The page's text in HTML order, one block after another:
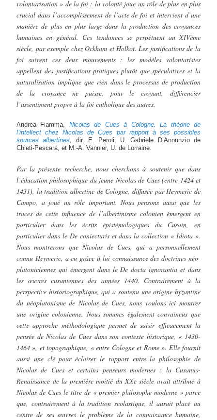
volontarisation » de la foi : la volonté joue un rôle de plus en plus
crucial dans l’accomplissement de l’acte de foi et intervient d’une
manière de plus en plus large dans la production des croyances
humaines en général. Ces tendances se perpétuent au XIVème
siècle, par exemple chez Ockham et Holkot. Les justifications de la
foi suivent ces deux mouvements : les modèles volontaristes
appellent des justifications pratiques plutôt que spéculatives et la
naturalisation implique que rien dans le processus de production
de la croyance ne puisse, pour le croyant, différencier
l’assentiment propre à la foi catholique des autres.
Andrea Fiamma, Nicolas de Cues à Cologne. La théorie de
l’intellect chez Nicolas de Cues par rapport à ses possibles
sources albertines , dir. E. Peroli, U. Gabriele D’Annunzio de
Chieti-Pescara, et M.-A. Vannier, U. de Lorraine.
Par la présente recherche, nous cherchons à soutenir que dans
l’éducation philosophique du jeune Nicolas de Cues (entre 1424 et
1431), la tradition albertine de Cologne, diffusée par Heymeric de
Campo, a joué un rôle important. Nous pensons aussi que les
traces de cette influence de l’albertinisme colonien émergent en
particulier dans les écrits épistémologiques du Cusain, en
particulier dans le De coniecturis et dans la collection « Idiota ».
Nous montrerons que Nicolas de Cues, qui a personnellement
connu Heymeric, a eu grâce à lui connaissance des doctrines néo-
platoniciennes qui émergent dans le De docta ignorantia et dans
les œuvres cusaniennes des années 1440. Contrairement à la
perspective historiographique, qui a soutenu une origine byzantine
du néoplatonisme de Nicolas de Cues, nous voulons ici montrer
une origine colonienne. Nous sommes également convaincus que
cette approche méthodologique permet de saisir efficacement la
pensée de Nicolas de Cues dans son contexte historique, « 1430-
1464 », et topographique, « entre Cologne et Rome ». Elle fournit
aussi une clé pour éclairer le rapport entre la philosophie de
Nicolas de Cues et certains penseurs modernes : la Cusanus-
Renaissance de la première moitié du XXe siècle avait attribué à
Nicolas de Cues le titre de « premier philosophe moderne » parce
que, contrairement à la tradition scolastique, il aurait placé au
centre de ses œuvres le problème de la connaissance humaine,